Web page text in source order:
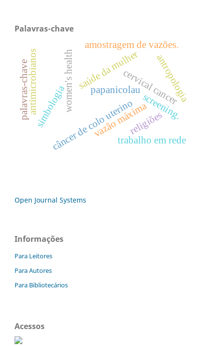
Palavras-chave
papanicolau
saúde da mulher
câncer de colo uterino
women's health cervical cancer
screening.
vazão máxima
amostragem de vazões.
simbologia
antropologia
religiões
antimicrobianos
trabalho em rede
palavras-chave
Open Journal Systems
Informações
Para Leitores
Para Autores
Para Bibliotecários
Acessos